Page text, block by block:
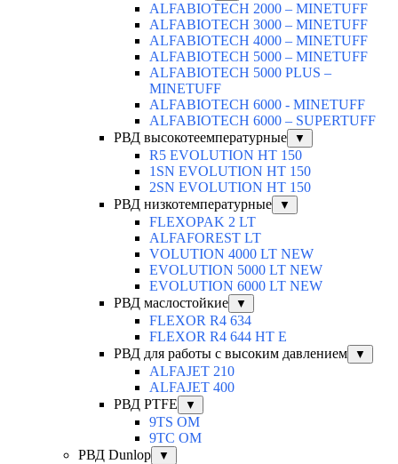
ALFABIOTECH 2000 – MINETUFF
ALFABIOTECH 3000 – MINETUFF
ALFABIOTECH 4000 – MINETUFF
ALFABIOTECH 5000 – MINETUFF
ALFABIOTECH 5000 PLUS –
MINETUFF
ALFABIOTECH 6000 - MINETUFF
ALFABIOTECH 6000 – SUPERTUFF
РВД высокотеемпературные
▼
R5 EVOLUTION HT 150
1SN EVOLUTION HT 150
2SN EVOLUTION HT 150
РВД низкотемпературные
▼
FLEXOPAK 2 LT
ALFAFOREST LT
VOLUTION 4000 LT NEW
EVOLUTION 5000 LT NEW
EVOLUTION 6000 LT NEW
РВД маслостойкие
▼
FLEXOR R4 634
FLEXOR R4 644 HT E
РВД для работы с высоким давлением
▼
ALFAJET 210
ALFAJET 400
РВД PTFE
▼
9TS OM
9TC OM
РВД Dunlop
▼